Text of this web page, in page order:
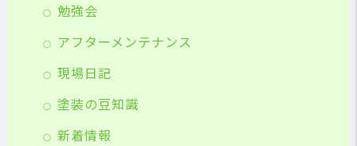
勉強会
アフターメンテナンス
現場日記
塗装の豆知識
新着情報